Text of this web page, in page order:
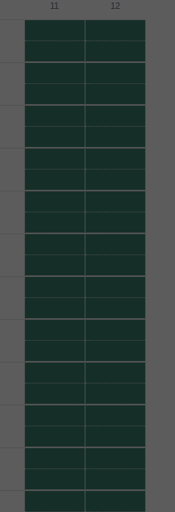
11
12